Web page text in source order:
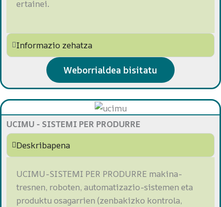
ertainei.
Informazio zehatza
Weborrialdea bisitatu
UCIMU - SISTEMI PER PRODURRE
Deskribapena
UCIMU-SISTEMI PER PRODURRE makina-
tresnen, roboten, automatizazio-sistemen eta
produktu osagarrien (zenbakizko kontrola,